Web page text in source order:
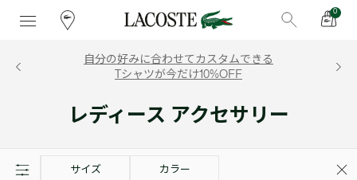
0
自分の好みに合わせてカスタムできる
Tシャツが今だけ10%OFF
レディース アクセサリー
サイズ カラー